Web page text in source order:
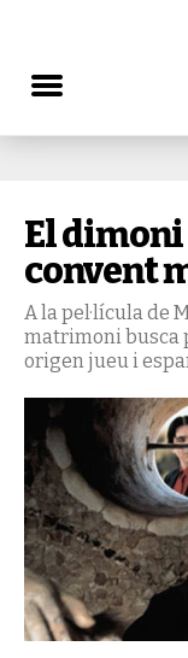
El
convent
A la pel·lícula de
matrimoni busca
origen jueu i